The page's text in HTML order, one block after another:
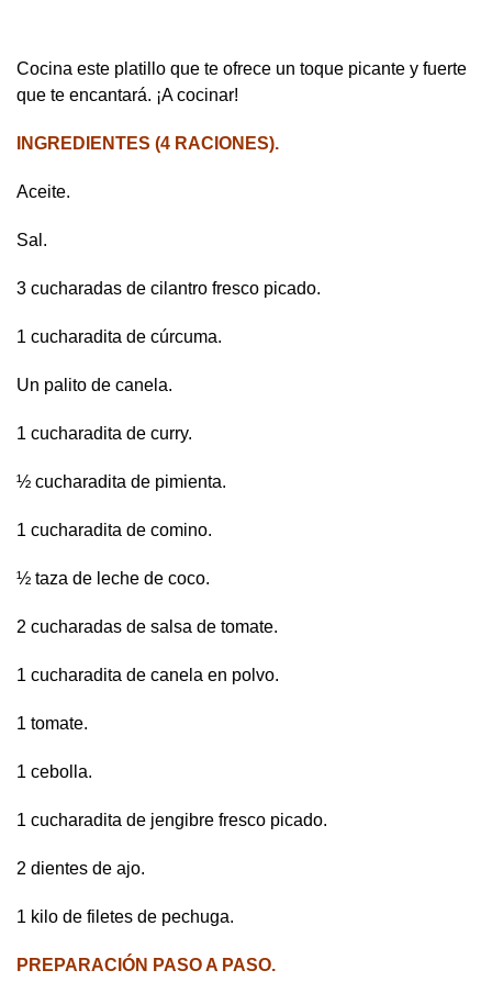
Cocina este platillo que te ofrece un toque picante y fuerte
que te encantará. ¡A cocinar!
INGREDIENTES (4 RACIONES).
Aceite.
Sal.
3 cucharadas de cilantro fresco picado.
1 cucharadita de cúrcuma.
Un palito de canela.
1 cucharadita de curry.
½ cucharadita de pimienta.
1 cucharadita de comino.
½ taza de leche de coco.
2 cucharadas de salsa de tomate.
1 cucharadita de canela en polvo.
1 tomate.
1 cebolla.
1 cucharadita de jengibre fresco picado.
2 dientes de ajo.
1 kilo de filetes de pechuga.
PREPARACIÓN PASO A PASO.